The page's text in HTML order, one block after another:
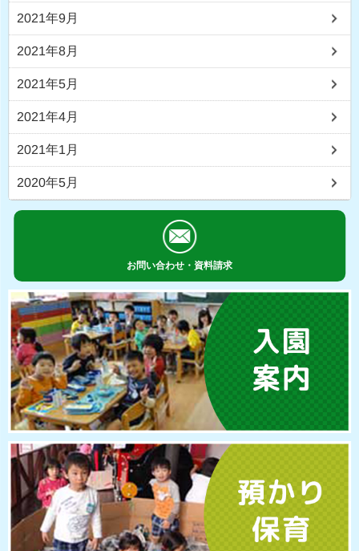
2021年9月
2021年8月
2021年5月
2021年4月
2021年1月
2020年5月
お問い合わせ・資料請求